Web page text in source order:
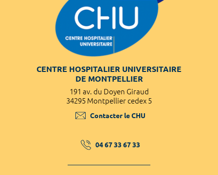
CENTRE HOSPITALIER UNIVERSITAIRE
DE MONTPELLIER
191 av. du Doyen Giraud
34295 Montpellier cedex 5
Contacter le CHU
04 67 33 67 33